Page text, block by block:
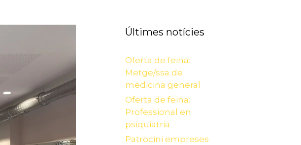
Últimes notícies
Oferta de feina:
Metge/ssa de
medicina general
Oferta de feina:
Professional en
psiquiatria
Patrocini empreses